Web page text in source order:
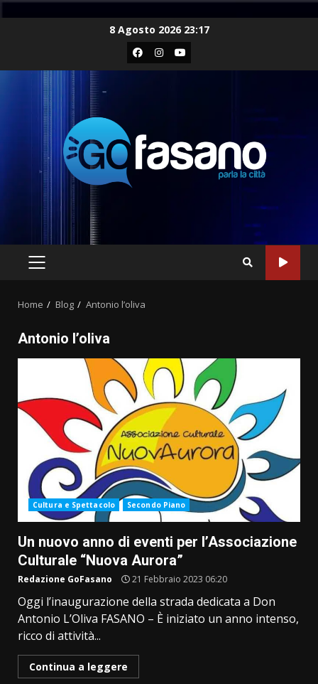
8 Agosto 2026 23:17
Facebook
Instagram
Youtube
PRIMARY
Home Blog Antonio l’oliva
Antonio l’oliva
Cultura e Spettacolo Secondo Piano
Un nuovo anno di eventi per l’Associazione
Culturale “Nuova Aurora”
Redazione GoFasano 21 Febbraio 2023 06:20
Oggi l’inaugurazione della strada dedicata a Don
Antonio L’Oliva FASANO – È iniziato un anno intenso,
ricco di attività...
Continua a leggere